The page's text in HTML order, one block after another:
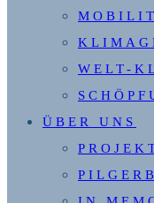
WELT-
ÜBER UNS